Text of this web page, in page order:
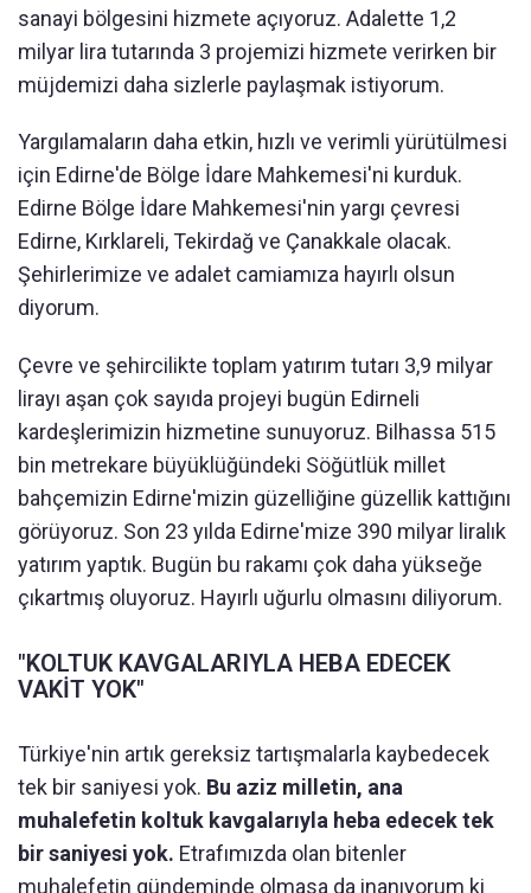
sanayi bölgesini hizmete açıyoruz. Adalette 1,2
milyar lira tutarında 3 projemizi hizmete verirken bir
müjdemizi daha sizlerle paylaşmak istiyorum.
Yargılamaların daha etkin, hızlı ve verimli yürütülmesi
için Edirne'de Bölge İdare Mahkemesi'ni kurduk.
Edirne Bölge İdare Mahkemesi'nin yargı çevresi
Edirne, Kırklareli, Tekirdağ ve Çanakkale olacak.
Şehirlerimize ve adalet camiamıza hayırlı olsun
diyorum.
Çevre ve şehircilikte toplam yatırım tutarı 3,9 milyar
lirayı aşan çok sayıda projeyi bugün Edirneli
kardeşlerimizin hizmetine sunuyoruz. Bilhassa 515
bin metrekare büyüklüğündeki Söğütlük millet
bahçemizin Edirne'mizin güzelliğine güzellik kattığını
görüyoruz. Son 23 yılda Edirne'mize 390 milyar liralık
yatırım yaptık. Bugün bu rakamı çok daha yükseğe
çıkartmış oluyoruz. Hayırlı uğurlu olmasını diliyorum.
"KOLTUK KAVGALARIYLA HEBA EDECEK
VAKİT YOK"
Türkiye'nin artık gereksiz tartışmalarla kaybedecek
tek bir saniyesi yok. Bu aziz milletin, ana
muhalefetin koltuk kavgalarıyla heba edecek tek
bir saniyesi yok. Etrafımızda olan bitenler
muhalefetin gündeminde olmasa da inanıyorum ki